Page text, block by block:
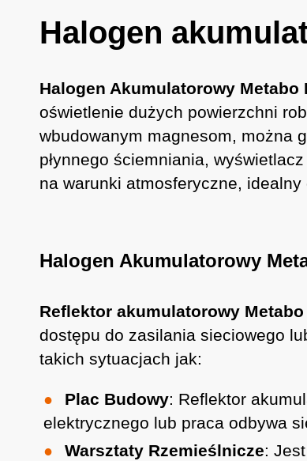
Halogen
Halogen Akumulatorowy Metabo
oświetlenie dużych powierzchni
wbudowanym magnesom, można
płynnego ściemniania,
na warunki atmosferyczne,
Halogen Akumulatorowy
Reflektor akumulatorowy Metabo
dostępu do zasilania sieciowego
takich sytuacjach jak:
Plac Budowy: Reflektor
elektrycznego lub praca odbywa
Warsztaty Rzemieślnicze: